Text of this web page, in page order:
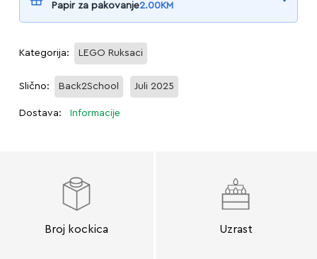
Papir za pakovanje2.00KM
Kategorija: LEGO Ruksaci
Slično: Back2School Juli 2025
Dostava: Informacije
Broj kockica Uzrast